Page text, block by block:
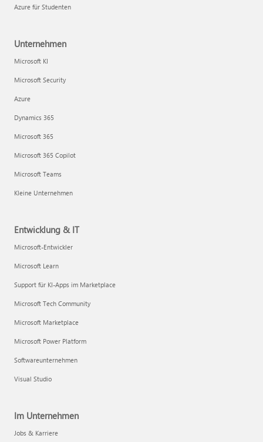
Azure für Studenten
Unternehmen
Microsoft KI
Microsoft Security
Azure
Dynamics 365
Microsoft 365
Microsoft 365 Copilot
Microsoft Teams
Kleine Unternehmen
Entwicklung & IT
Microsoft-Entwickler
Microsoft Learn
Support für KI-Apps im Marketplace
Microsoft Tech Community
Microsoft Marketplace
Microsoft Power Platform
Softwareunternehmen
Visual Studio
Im Unternehmen
Jobs & Karriere